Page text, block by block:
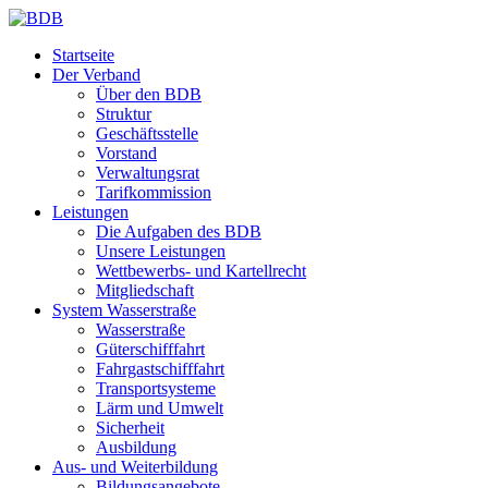
Startseite
Der Verband
Über den BDB
Struktur
Geschäftsstelle
Vorstand
Verwaltungsrat
Tarifkommission
Leistungen
Die Aufgaben des BDB
Unsere Leistungen
Wettbewerbs- und Kartellrecht
Mitgliedschaft
System Wasserstraße
Wasserstraße
Güterschifffahrt
Fahrgastschifffahrt
Transportsysteme
Lärm und Umwelt
Sicherheit
Ausbildung
Aus- und Weiterbildung